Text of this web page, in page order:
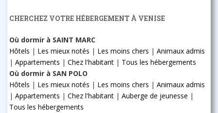
CHERCHEZ VOTRE HÉBERGEMENT À VENISE
Où dormir à SAINT MARC
Hôtels | Les mieux notés | Les moins chers | Animaux admis
| Appartements | Chez l'habitant | Tous les hébergements
Où dormir à SAN POLO
Hôtels | Les mieux notés | Les moins chers | Animaux admis
| Appartements | Chez l'habitant | Auberge de jeunesse |
Tous les hébergements